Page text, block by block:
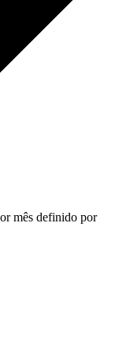
mês definido por